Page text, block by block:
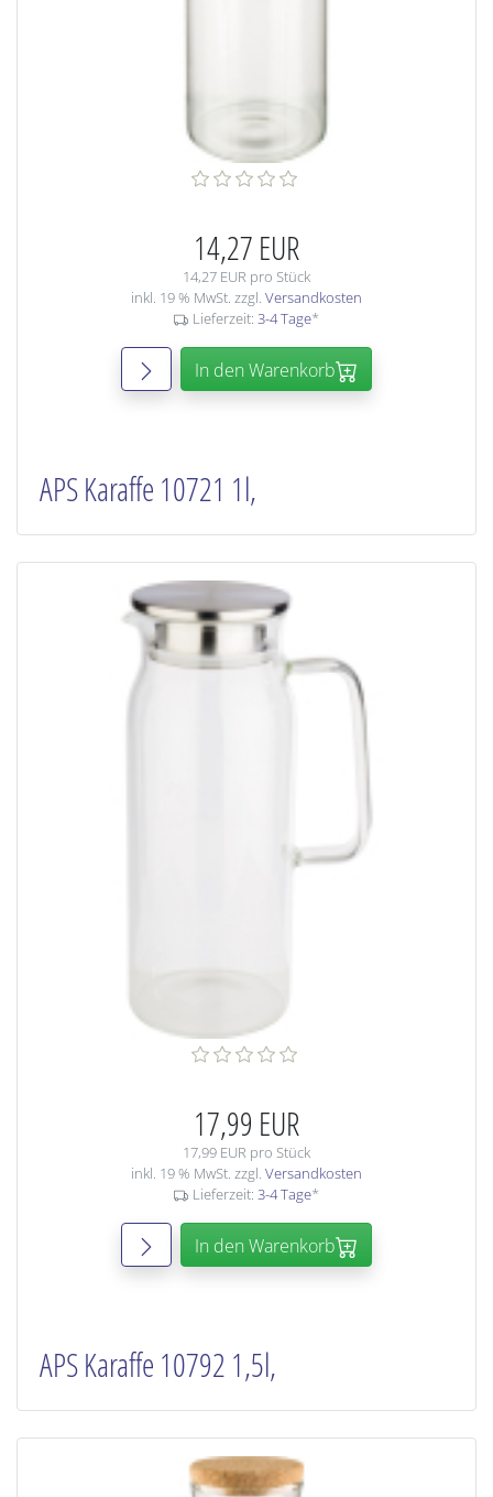
14,27 EUR
14,27 EUR pro Stück
inkl. 19 % MwSt. zzgl. Versandkosten
Lieferzeit: 3-4 Tage*
In den Warenkorb
APS Karaffe 10721 1l,
17,99 EUR
17,99 EUR pro Stück
inkl. 19 % MwSt. zzgl. Versandkosten
Lieferzeit: 3-4 Tage*
In den Warenkorb
APS Karaffe 10792 1,5l,